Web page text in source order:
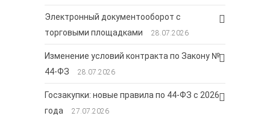
Электронный документооборот с
торговыми площадками
28.07.2026
Изменение условий контракта по Закону №
44-ФЗ
28.07.2026
Госзакупки: новые правила по 44-ФЗ с 2026
года
27.07.2026